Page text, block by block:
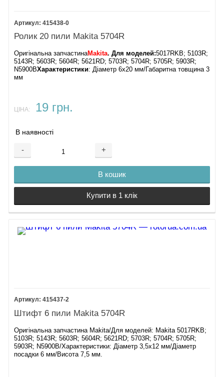
415438-0
Ролик 20 пили Makita 5704R
Оригінальна запчастинаMakita. Для моделей:5017RKB; 5103R;
5143R; 5603R; 5604R; 5621RD; 5703R; 5704R; 5705R; 5903R;
N5900BХарактеристики: Діаметр 6х20 мм/Габаритна товщина 3
мм
ЦІНА: 19 грн.
В наявності
- +
В кошик
Купити в 1 клік
415437-2
Штифт 6 пили Makita 5704R
Оригінальна запчастина Makita/Для моделей: Makita 5017RKB;
5103R; 5143R; 5603R; 5604R; 5621RD; 5703R; 5704R; 5705R;
5903R; N5900B/Характеристики: Діаметр 3,5х12 мм/Діаметр
посадки 6 мм/Висота 7,5 мм.